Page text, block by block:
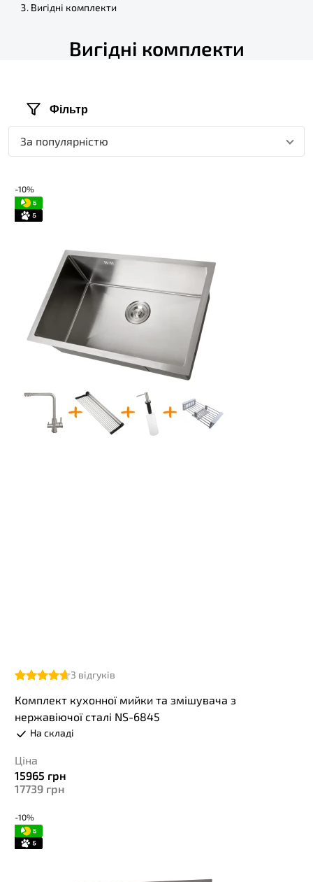
Вигідні комплекти
Вигідні комплекти
Фільтр
За популярністю
-10%
3 відгуків
Комплект кухонної мийки та змішувача з
нержавіючої сталі NS-6845
На складі
Ціна
15965 грн
17739 грн
-10%